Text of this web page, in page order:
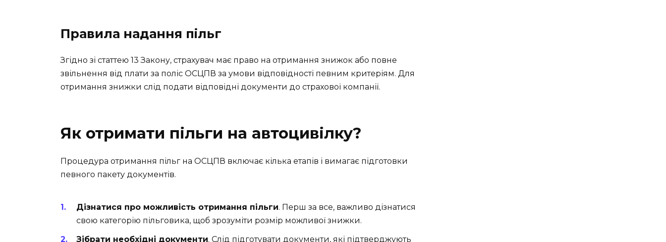
Правила надання пільг
Згідно зі статтею 13 Закону, страхувач має право на отримання знижок або повне
звільнення від плати за поліс ОСЦПВ за умови відповідності певним критеріям. Для
отримання знижки слід подати відповідні документи до страхової компанії.
Як отримати пільги на автоцивілку?
Процедура отримання пільг на ОСЦПВ включає кілька етапів і вимагає підготовки
певного пакету документів.
Дізнатися про можливість отримання пільги. Перш за все, важливо дізнатися
свою категорію пільговика, щоб зрозуміти розмір можливої знижки.
Зібрати необхідні документи. Слід підготувати документи, які підтверджують